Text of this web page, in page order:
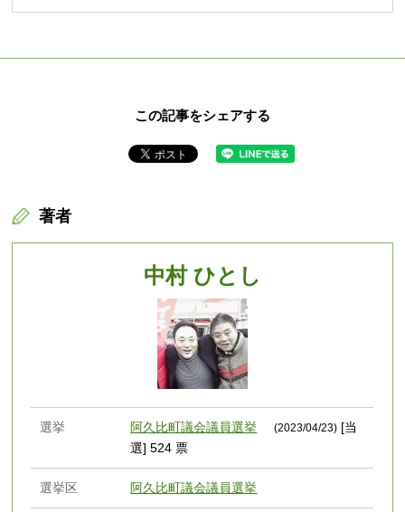
この記事をシェアする
著者
中村 ひとし
選挙 阿久比町議会議員選挙 (2023/04/23) [当
選] 524 票
選挙区 阿久比町議会議員選挙